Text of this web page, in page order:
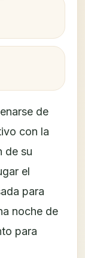
de
con la
de su
el
para
noche de
para